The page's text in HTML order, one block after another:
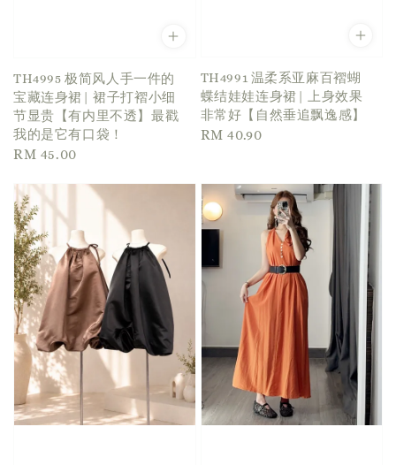
TH4995 极简风人手一件的
宝藏连身裙| 裙子打褶小细
节显贵【有内里不透】最戳
我的是它有口袋！
Regular
RM 45.00
TH4991 温柔系亚麻百褶蝴
蝶结娃娃连身裙| 上身效果
非常好【自然垂追飘逸感】
Regular
RM 40.90